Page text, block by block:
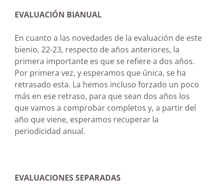
EVALUACIÓN BIANUAL
En cuanto a las novedades de la evaluación de este
bienio, 22-23, respecto de años anteriores, la
primera importante es que se refiere a dos años.
Por primera vez, y esperamos que única, se ha
retrasado esta. La hemos incluso forzado un poco
más en ese retraso, para que sean dos años los
que vamos a comprobar completos y, a partir del
año que viene, esperamos recuperar la
periodicidad anual.
EVALUACIONES SEPARADAS